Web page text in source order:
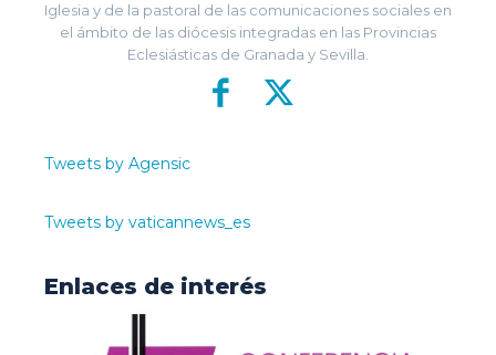
Iglesia y de la pastoral de las comunicaciones sociales en
el ámbito de las diócesis integradas en las Provincias
Eclesiásticas de Granada y Sevilla.
Tweets by Agensic
Tweets by vaticannews_es
Enlaces de interés